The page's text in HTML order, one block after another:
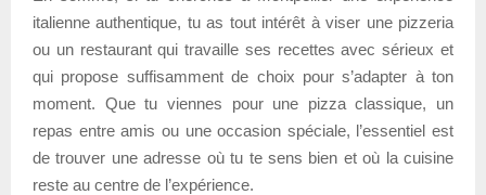
italienne authentique, tu as tout intérêt à viser une pizzeria
ou un restaurant qui travaille ses recettes avec sérieux et
qui propose suffisamment de choix pour s’adapter à ton
moment. Que tu viennes pour une pizza classique, un
repas entre amis ou une occasion spéciale, l’essentiel est
de trouver une adresse où tu te sens bien et où la cuisine
reste au centre de l’expérience.